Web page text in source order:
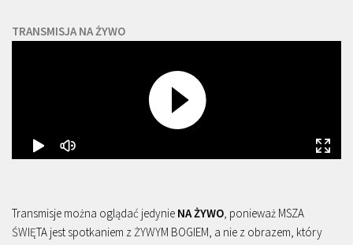
TRANSMISJA NA ŻYWO
Transmisje można oglądać jedynie NA ŻYWO , ponieważ MSZA
ŚWIĘTA jest spotkaniem z ŻYWYM BOGIEM, a nie z obrazem, który